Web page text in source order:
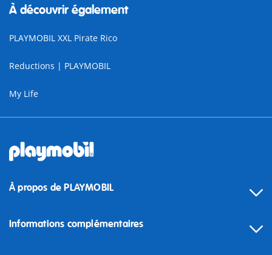
À découvrir également
PLAYMOBIL XXL Pirate Rico
Reductions | PLAYMOBIL
My Life
À propos de PLAYMOBIL
Informations complémentaires